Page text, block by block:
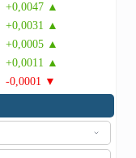
+0,0047 ▲
+0,0031 ▲
+0,0005 ▲
+0,0011 ▲
-0,0001 ▼